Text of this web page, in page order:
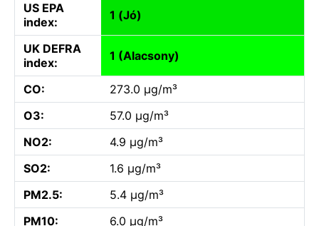
US EPA
index:
1 (Jó)
UK DEFRA
index:
1 (Alacsony)
CO:
273.0 µg/m³
O3:
57.0 µg/m³
NO2:
4.9 µg/m³
SO2:
1.6 µg/m³
PM2.5:
5.4 µg/m³
PM10:
6.0 µg/m³